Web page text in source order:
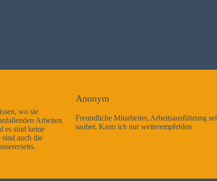
Freundliche Mitarbeiter, Arbeitsausführung sehr gut und sehr
sauber, Kann ich nur weiterempfehlen